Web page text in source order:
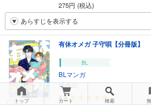
275円 (税込)
あらすじを表示する
有休オメガ 子守唄【分冊版】
BL
BLマンガ
藤峰式
4.8
トップ カート 検索